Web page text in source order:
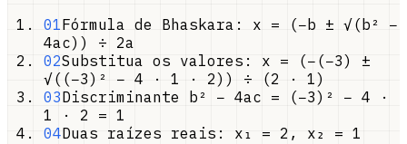
01Fórmula de Bhaskara: x = (−b ± √(b² −
4ac)) ÷ 2a
02Substitua os valores: x = (−(−3) ±
√((−3)² − 4 · 1 · 2)) ÷ (2 · 1)
03Discriminante b² − 4ac = (−3)² − 4 ·
1 · 2 = 1
04Duas raízes reais: x₁ = 2, x₂ = 1